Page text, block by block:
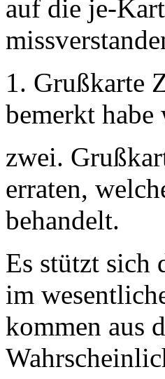
auf die je-
1. Grußkarte
bemerkt
zwei.
erraten,
behandelt.
Es stützt sich
im
kommen aus